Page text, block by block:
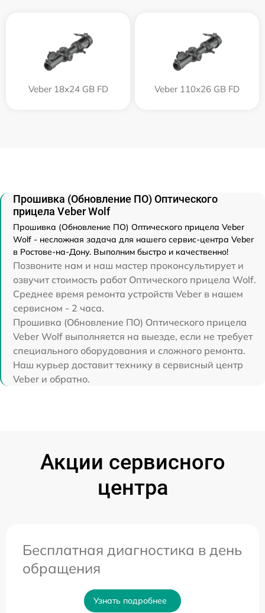
Veber 18x24 GB FD Veber 110х26 GB FD
Прошивка (Обновление ПО) Оптического
прицела Veber Wolf
Прошивка (Обновление ПО) Оптического прицела Veber
Wolf - несложная задача для нашего сервис-центра Veber
в Ростове-на-Дону. Выполним быстро и качественно!
Позвоните нам и наш мастер проконсультирует и
озвучит стоимость работ Оптического прицела Wolf.
Среднее время ремонта устройств Veber в нашем
сервисном - 2 часа.
Прошивка (Обновление ПО) Оптического прицела
Veber Wolf выполняется на выезде, если не требует
специального оборудования и сложного ремонта.
Наш курьер доставит технику в сервисный центр
Veber и обратно.
Акции сервисного
центра
Бесплатная диагностика в день
обращения
Узнать подробнее